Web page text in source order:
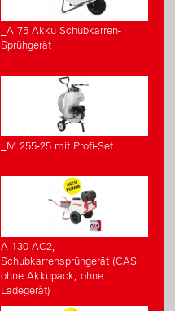
_A 75 Akku Schubkarren-
Sprühgerät
_M 255-25 mit Profi-Set
A 130 AC2,
Schubkarrensprühgerät (CAS
ohne Akkupack, ohne
Ladegerät)